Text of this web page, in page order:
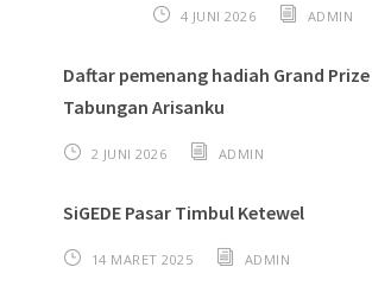
4 JUNI 2026 ADMIN
Daftar pemenang hadiah Grand
Tabungan Arisanku
2 JUNI 2026 ADMIN
SiGEDE Pasar Timbul Ketewel
14 MARET 2025 ADMIN